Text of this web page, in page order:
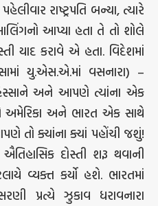
રાષ્ટ્રપતિ બન્યા, ત્યારે
આપ્યા હતા તે તો શોલે
યાદ કરાવે એ હતા. વિદેશમાં
યુ.એસ.એ.માં વસનારા) –
અને આપણે ત્યાંના એક
અમેરિકા અને ભારત એક સાથે
તો ક્યાંના ક્યાં પહોંચી જશું!
દોસ્તી શરૂ થવાની
વ્યક્ત કર્યો હશે. ભારતમાં
પ્રત્યે ઝુકાવ ધરાવનારા